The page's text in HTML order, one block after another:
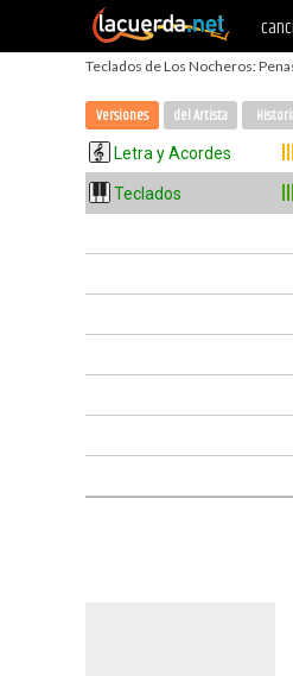
Teclados de Los Nocheros:
Versiones del Artista
Letra y Acordes
Teclados